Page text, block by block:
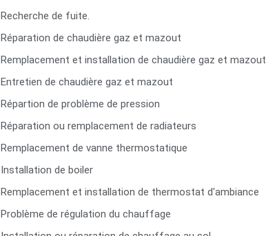
Recherche de fuite.
Réparation de chaudière gaz et mazout
Remplacement et installation de chaudière gaz et mazout
Entretien de chaudière gaz et mazout
Répartion de problème de pression
Réparation ou remplacement de radiateurs
Remplacement de vanne thermostatique
Installation de boiler
Remplacement et installation de thermostat d'ambiance
Problème de régulation du chauffage